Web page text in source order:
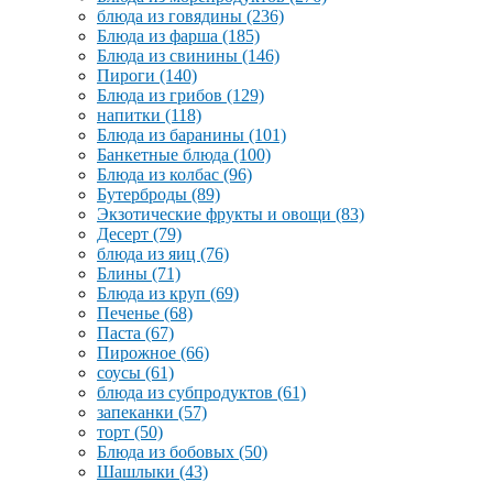
блюда из говядины (236)
Блюда из фарша (185)
Блюда из свинины (146)
Пироги (140)
Блюда из грибов (129)
напитки (118)
Блюда из баранины (101)
Банкетные блюда (100)
Блюда из колбас (96)
Бутерброды (89)
Экзотические фрукты и овощи (83)
Десерт (79)
блюда из яиц (76)
Блины (71)
Блюда из круп (69)
Печенье (68)
Паста (67)
Пирожное (66)
соусы (61)
блюда из субпродуктов (61)
запеканки (57)
торт (50)
Блюда из бобовых (50)
Шашлыки (43)